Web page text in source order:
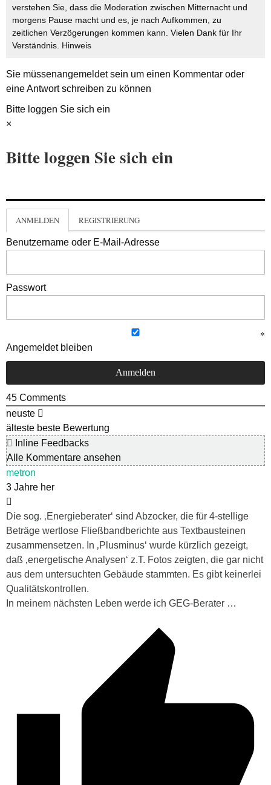
verstehen Sie, dass die Moderation zwischen Mitternacht und
morgens Pause macht und es, je nach Aufkommen, zu
zeitlichen Verzögerungen kommen kann. Vielen Dank für Ihr
Verständnis. Hinweis
Sie müssenangemeldetsein um einen Kommentar oder
eine Antwort schreiben zu können
Bitte loggen Sie sich ein
×
Bitte loggen Sie sich ein
ANMELDEN REGISTRIERUNG
Benutzername oder E-Mail-Adresse
Passwort
Angemeldet bleiben
45 Comments
neuste
älteste beste Bewertung
Inline Feedbacks
Alle Kommentare ansehen
metron
3 Jahre her
Die sog. ‚Energieberater‘ sind Abzocker, die für 4-stellige
Beträge wertlose Fließbandberichte aus Textbausteinen
zusammensetzen. In ‚Plusminus‘ wurde kürzlich gezeigt,
daß ‚energetische Analysen‘ z.T. Fotos zeigten, die gar nicht
aus dem untersuchten Gebäude stammten. Es gibt keinerlei
Qualitätskontrollen.
In meinem nächsten Leben werde ich GEG-Berater …